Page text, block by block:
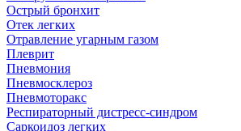
Острый бронхит
Отек легких
Отравление угарным газом
Плеврит
Пневмония
Пневмосклероз
Пневмоторакс
Респираторный дистресс-синдром
Саркоидоз легких